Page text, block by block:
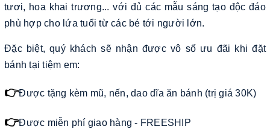
tươi, hoa khai trương... với đủ các mẫu sáng tạo độc đáo
phù hợp cho lứa tuổi từ các bé tới người lớn.
Đặc biệt, quý khách sẽ nhận được vô số ưu đãi khi đặt
bánh tại tiệm em:
👉Được tặng kèm mũ, nến, dao dĩa ăn bánh (trị giá 30K)
👉Được miễn phí giao hàng - FREESHIP